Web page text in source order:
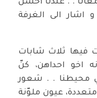
. . عندنا احسن
اشار الى الغرفة
ثلاث شابات
اخو احداهن، كنّ
محيطنا . . شعور
عيون ملوّنة